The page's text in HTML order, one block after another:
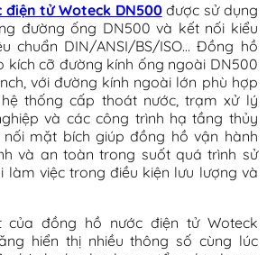
tử Woteck DN500được sử dụng
đường ống DN500 và kết nối kiểu
chuẩn DIN/ANSI/BS/ISO… Đồng hồ
kích cỡ đường kính ống ngoài DN500
với đường kính ngoài lớn phù hợp
thống cấp thoát nước, trạm xử lý
và các công trình hạ tầng thủy
mặt bích giúp đồng hồ vận hành
và an toàn trong suốt quá trình sử
làm việc trong điều kiện lưu lượng và
của đồng hồ nước điện tử Woteck
hiển thị nhiều thông số cùng lúc